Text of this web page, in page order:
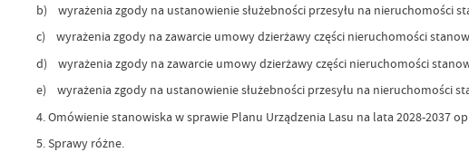
b) wyrażenia zgody na ustanowienie służebności przesyłu na nieruchomości
c) wyrażenia zgody na zawarcie umowy dzierżawy części nieruchomości
d) wyrażenia zgody na zawarcie umowy dzierżawy części nieruchomości
e) wyrażenia zgody na ustanowienie służebności przesyłu na nieruchomości
4. Omówienie stanowiska w sprawie Planu Urządzenia Lasu na lata 2028-2037
5. Sprawy różne.